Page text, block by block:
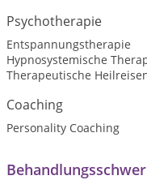
Psychotherapie
Entspannungstherapie
Hypnosystemische
Therapeutische
Coaching
Personality Coaching